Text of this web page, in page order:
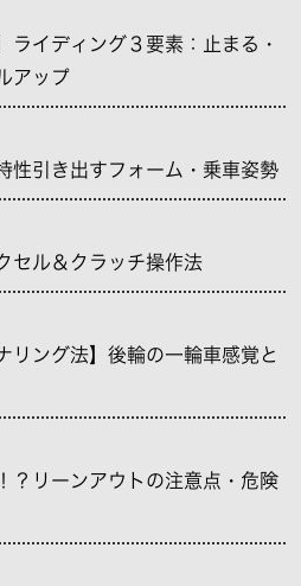
ライディング３要素：止まる・
アップ
性引き出すフォーム・乗車姿勢
セル＆クラッチ操作法
リング法】後輪の一輪車感覚と
？リーンアウトの注意点・危険